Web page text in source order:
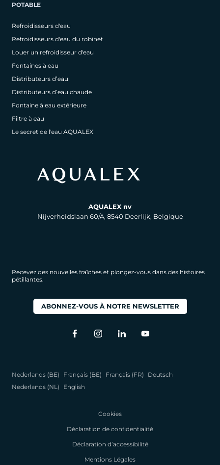
POTABLE
Refroidisseurs d'eau
Refroidisseurs d'eau du robinet
Louer un refroidisseur d'eau
Fontaines à eau
Distributeurs d’eau
Distributeurs d’eau chaude
Fontaine à eau extérieure
Filtre à eau
Le secret de l'eau AQUALEX
AQUALEX nv
Nijverheidslaan 60/A, 8540 Deerlijk, Belgique
Recevez des nouvelles fraîches et plongez-vous dans des histoires
pétillantes.
ABONNEZ-VOUS À NOTRE NEWSLETTER
Nederlands (BE) Français (BE) Français (FR)
Deutsch
Nederlands (NL)
English
Cookies
Déclaration de confidentialité
Déclaration d’accessibilité
Mentions Légales